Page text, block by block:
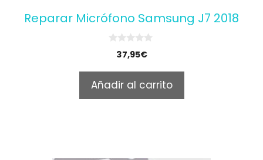
Reparar Micrófono Samsung J7 2018
o
f
5
37,95€
Añadir al carrito